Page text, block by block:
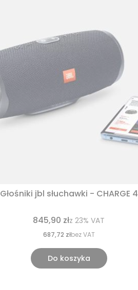
Głośniki jbl słuchawki - CHARGE 4
845,90 złz 23% VAT
687,72 złbez VAT
Do koszyka